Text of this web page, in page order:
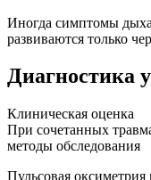
Иногда симптомы
развиваются только
Диагностика
Клиническая оценка
При сочетанных
методы обследования
Пульсовая